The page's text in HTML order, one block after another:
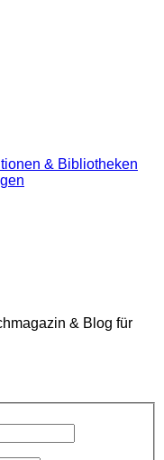
& Bibliotheken
& Blog für